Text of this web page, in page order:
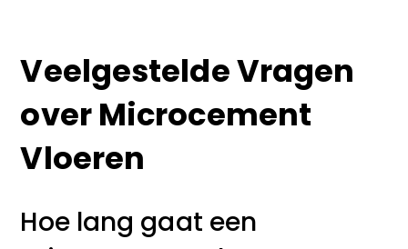
Veelgestelde Vragen
over Microcement
Vloeren
Hoe lang gaat een